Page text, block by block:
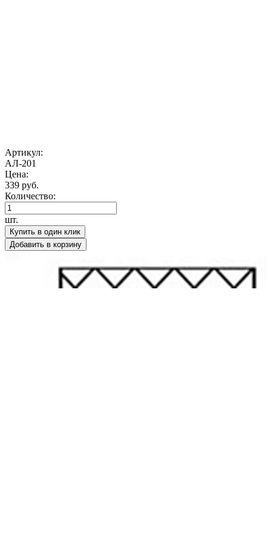
Артикул:
АЛ-201
Цена:
339 руб.
Количество:
шт.
Купить в один клик
Добавить в корзину